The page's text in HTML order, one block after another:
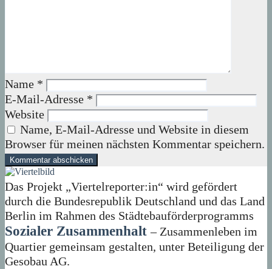
Name *
E-Mail-Adresse *
Website
Name, E-Mail-Adresse und Website in diesem
Browser für meinen nächsten Kommentar speichern.
Das Projekt „Viertelreporter:in“ wird gefördert
durch die Bundesrepublik Deutschland und das Land
Berlin im Rahmen des Städtebauförderprogramms
Sozialer Zusammenhalt – Zusammenleben im
Quartier gemeinsam gestalten, unter Beteiligung der
Gesobau AG.